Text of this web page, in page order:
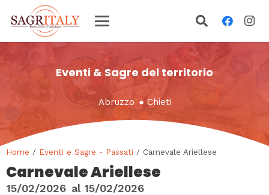
Eventi & Sagre del territorio
Abruzzo ● Chieti
Home / Eventi e Sagre - Passati / Carnevale Ariellese
Carnevale Ariellese
15/02/2026 al 15/02/2026